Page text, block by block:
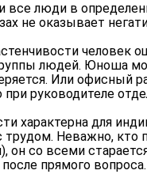
все люди в
не оказывает
человек
людей. Юноша
Или офисный
руководителе
характерна для
Неважно, кто
он со всеми
прямого вопроса.